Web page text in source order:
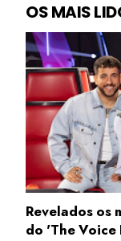
OS MAIS
Revelados os
do 'The